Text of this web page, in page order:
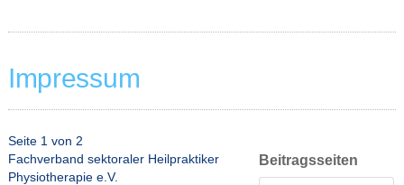
Impressum
Beitragsseiten
Seite 1 von 2
Fachverband sektoraler Heilpraktiker
Physiotherapie e.V.